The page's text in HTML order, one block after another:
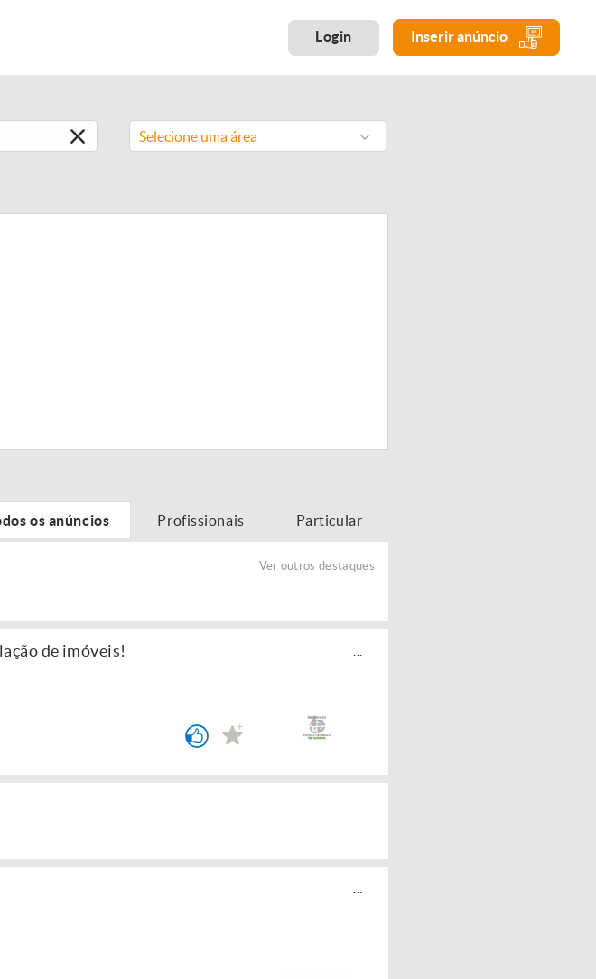
Login Inserir anúncio
Selecione uma área
os anúncios Profissionais Particular
Ver outros destaques
de imóveis!